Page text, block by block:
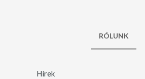
RÓLUNK
Hírek